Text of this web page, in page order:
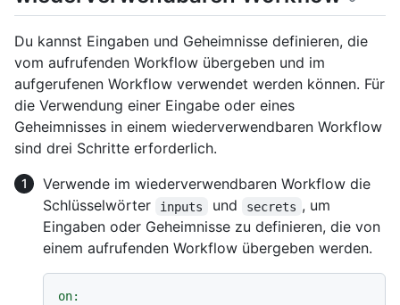
Du kannst Eingaben und Geheimnisse definieren, die
vom aufrufenden Workflow übergeben und im
aufgerufenen Workflow verwendet werden können. Für
die Verwendung einer Eingabe oder eines
Geheimnisses in einem wiederverwendbaren Workflow
sind drei Schritte erforderlich.
Verwende im wiederverwendbaren Workflow die
Schlüsselwörter
inputs und secrets , um
Eingaben oder Geheimnisse zu definieren, die von
einem aufrufenden Workflow übergeben werden.
on: